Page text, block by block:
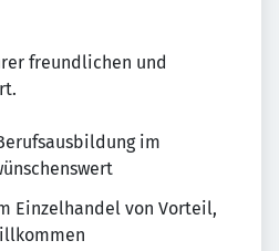
freundlichen und
im
Einzelhandel von Vorteil,